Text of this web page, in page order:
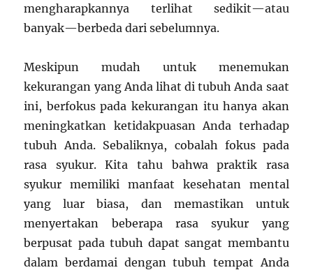
mengharapkannya terlihat sedikit—atau
banyak—berbeda dari sebelumnya.
Meskipun mudah untuk menemukan
kekurangan yang Anda lihat di tubuh Anda saat
ini, berfokus pada kekurangan itu hanya akan
meningkatkan ketidakpuasan Anda terhadap
tubuh Anda. Sebaliknya, cobalah fokus pada
rasa syukur. Kita tahu bahwa praktik rasa
syukur memiliki manfaat kesehatan mental
yang luar biasa, dan memastikan untuk
menyertakan beberapa rasa syukur yang
berpusat pada tubuh dapat sangat membantu
dalam berdamai dengan tubuh tempat Anda